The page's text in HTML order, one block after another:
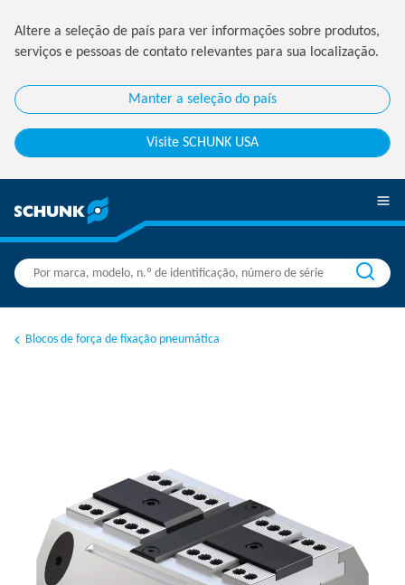
Altere a seleção de país para ver informações sobre produtos,
serviços e pessoas de contato relevantes para sua localização.
Manter a seleção do país
Visite SCHUNK USA
Blocos de força de fixação pneumática